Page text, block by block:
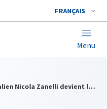
FRANÇAIS
Menu
Le général de corps d'armée italien Nicola Zanelli devient le nouveau commandant en second de la mission Resolute Support dirigée par l’OTAN en Afghanistan